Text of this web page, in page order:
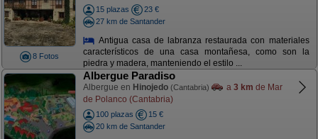
8 Fotos
15 plazas
23 €
27 km de Santander
Antigua casa de labranza restaurada con materiales
característicos de una casa montañesa, como son la
piedra y madera, manteniendo el estilo ...
Albergue Paradiso
Albergue en Hinojedo (Cantabria) a 3 km de Mar
de Polanco (Cantabria)
100 plazas
15 €
20 km de Santander